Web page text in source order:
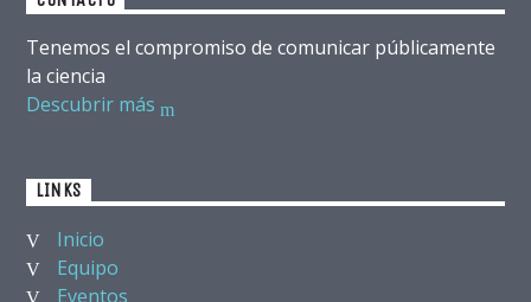
Tenemos el compromiso de comunicar públicamente
la ciencia
Descubrir más
LINKS
Inicio
Equipo
Eventos